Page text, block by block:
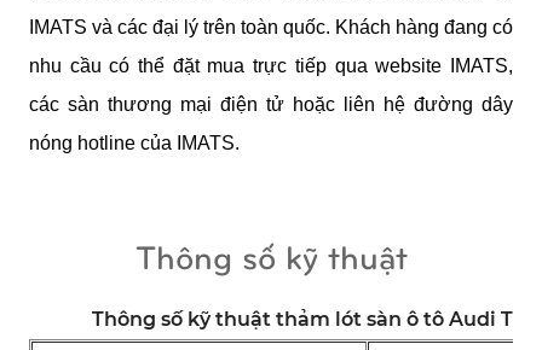
IMATS và các đại lý trên toàn quốc. Khách hàng đang có
nhu cầu có thể đặt mua trực tiếp qua website IMATS,
các sàn thương mại điện tử hoặc liên hệ đường dây
nóng hotline của IMATS.
Thông số kỹ thuật
Thông số kỹ thuật thảm lót sàn ô tô Audi TT